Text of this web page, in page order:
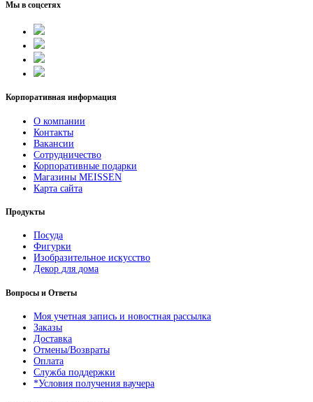
Мы в соцсетях
Корпоративная информация
О компании
Контакты
Вакансии
Сотрудничество
Корпоративные подарки
Магазины MEISSEN
Карта сайта
Продукты
Посуда
Фигурки
Изобразительное искусство
Декор для дома
Вопросы и Ответы
Моя учетная запись и новостная рассылка
Заказы
Доставка
Отмены/Возвраты
Оплата
Служба поддержки
*Условия получения ваучера